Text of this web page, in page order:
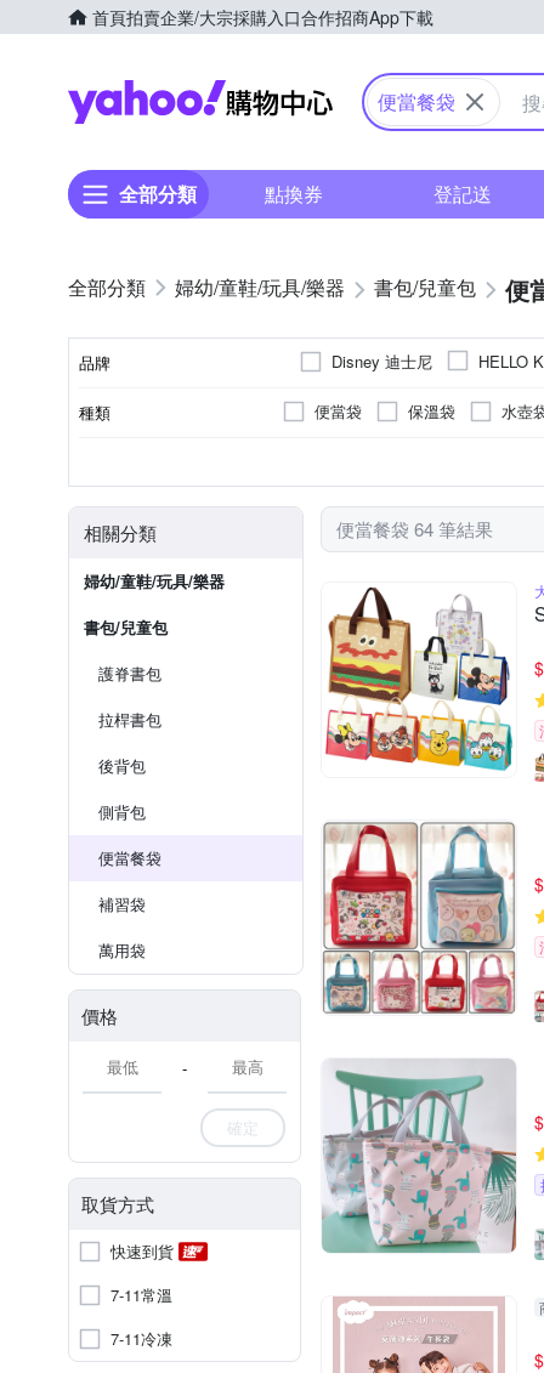
首頁拍賣企業/大宗採購入口合作招商App下載
Yahoo購物中心
便當餐袋
全部分類 點換券 登記送
婦幼/童鞋/玩具/樂器 書包/兒童包 便
品牌 Disney 迪士尼 HELLO
種類 便當袋 保溫袋 水壺
相關分類
婦幼/童鞋/玩具/樂器
書包/兒童包
護脊書包
拉桿書包
後背包
側背包
便當餐袋
補習袋
萬用袋
價格
-
確定
取貨方式
快速到貨
7-11常溫
7-11冷凍
便當餐袋 64 筆結果
$
$
$
$